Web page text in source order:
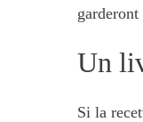
Un
Si la